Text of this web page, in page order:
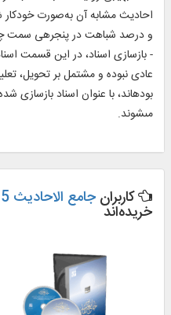
احاديث مشابه آن به‌صورت
و درصد شباهت در پنجره‏ى سمت
- بازسازى اسناد، در اين قسمت
عادى نبوده و مشتمل بر تحويل،
بوده‏اند، با عنوان اسناد بازسازى
مى‏شوند.
کاربران جامع الاحادیث 3.5
خریده‌اند